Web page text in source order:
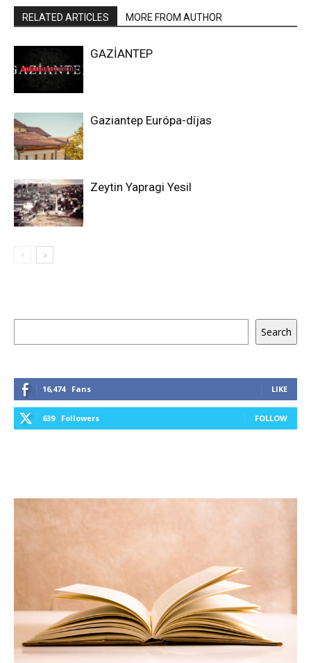
RELATED ARTICLES MORE FROM AUTHOR
GAZİANTEP
Gaziantep Európa-díjas
Zeytin Yapragi Yesil
Search
16,474 Fans LIKE
639 Followers FOLLOW